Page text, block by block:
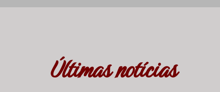
Últimas notícias